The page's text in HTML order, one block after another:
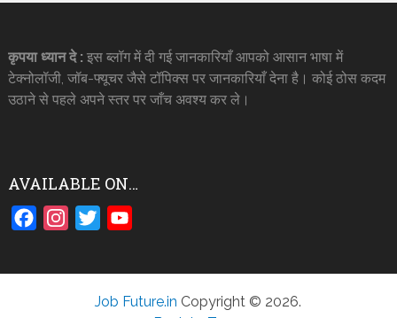
कृपया ध्यान दे : इस ब्लॉग में दी गई जानकारियाँ आपको आसान भाषा में
टेक्नोलॉजी, जॉब-फ्यूचर जैसे टॉपिक्स पर जानकारियाँ देना है। कोई ठोस कदम
उठाने से पहले अपने स्तर पर जाँच अवश्य कर ले।
AVAILABLE ON…
FacebookInstagram
Twitter
Job Future.in Copyright © 2026.